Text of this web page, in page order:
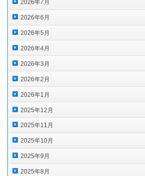
2026年7月
2026年6月
2026年5月
2026年4月
2026年3月
2026年2月
2026年1月
2025年12月
2025年11月
2025年10月
2025年9月
2025年8月